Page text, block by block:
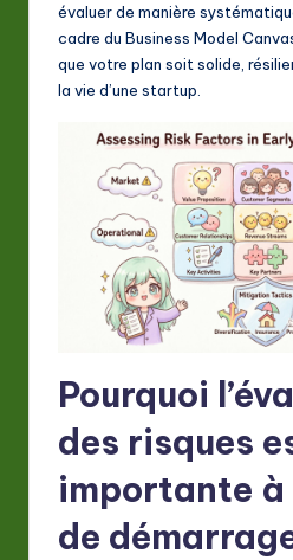
w
In
évaluer de manière
cadre du Business Model
que votre plan soit solide,
la vie d’une startup.
Pourquoi
des risques
importante à
de